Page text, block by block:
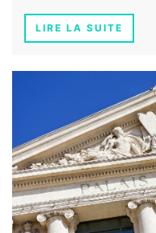
LIRE LA SUITE